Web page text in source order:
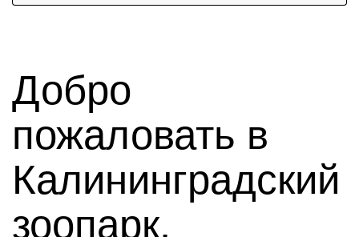
Добро
пожаловать в
Калининградский
зоопарк.